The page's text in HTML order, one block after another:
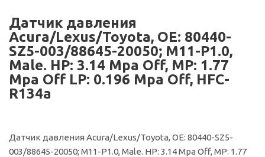
Датчик давления
Acura/Lexus/Toyota, OE: 80440-
SZ5-003/88645-20050; M11-P1.0,
Male. HP: 3.14 Mpa Off, MP: 1.77
Mpa Off LP: 0.196 Mpa Off, HFC-
R134a
Датчик давления Acura/Lexus/Toyota, OE: 80440-SZ5-
003/88645-20050; M11-P1.0, Male. HP: 3.14 Mpa Off, MP: 1.77